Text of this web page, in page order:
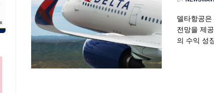
델타항공
전망을 제
의 수익 성